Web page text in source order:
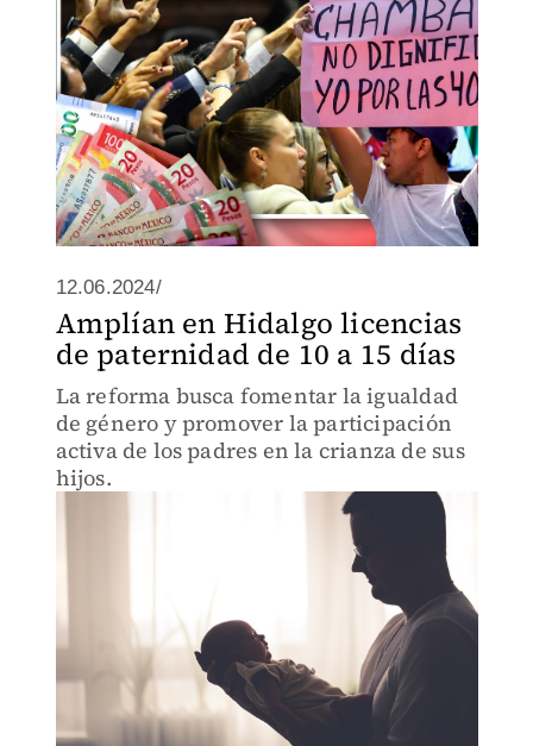
12.06.2024/
Amplían en Hidalgo licencias
de paternidad de 10 a 15 días
La reforma busca fomentar la igualdad
de género y promover la participación
activa de los padres en la crianza de sus
hijos.